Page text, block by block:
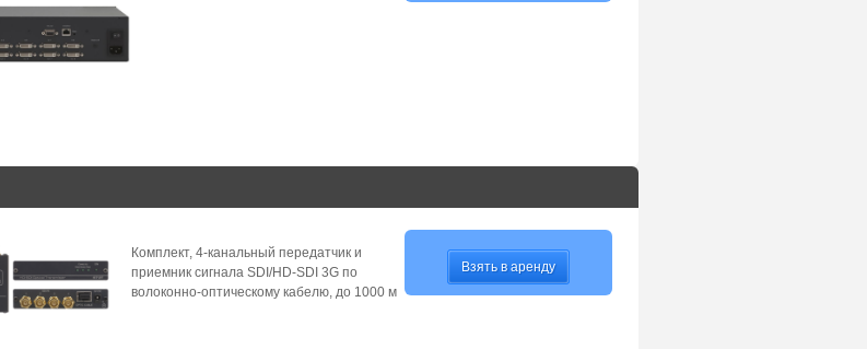
Комплект, 4-канальный передатчик и
приемник сигнала SDI/HD-SDI 3G по
волоконно-оптическому кабелю, до 1000 м
Взять в аренду